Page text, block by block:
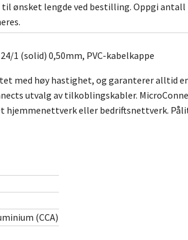
til ønsket lengde ved bestilling. Oppgi
1 (solid) 0,50mm, PVC-kabelkappe
med høy hastighet, og garanterer alltid
utvalg av tilkoblingskabler.
hjemmenettverk eller bedriftsnettverk.
(CCA)